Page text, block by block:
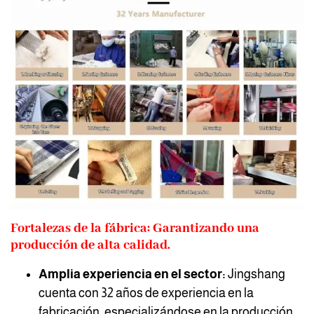
Fortalezas de la fábrica: Garantizando una
producción de alta calidad.
Amplia experiencia en el sector: Jingshang
cuenta con 32 años de experiencia en la